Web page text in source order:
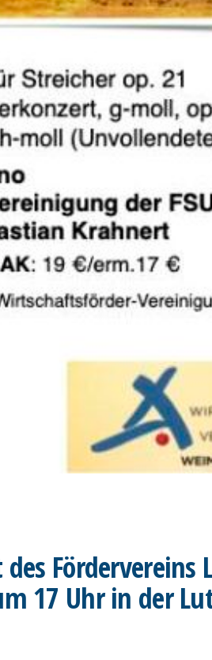
Fördervereins
17 Uhr in der